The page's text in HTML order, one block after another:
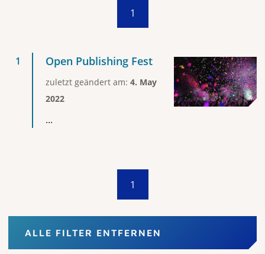
1
Open Publishing Fest
zuletzt geändert am: 4. May
2022
...
1
ALLE FILTER ENTFERNEN